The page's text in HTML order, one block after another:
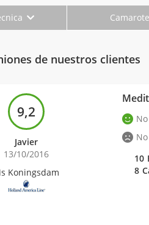
de nuestros clientes
9,2
Javier
13/10/2016
Koningsdam
No
No
10
8